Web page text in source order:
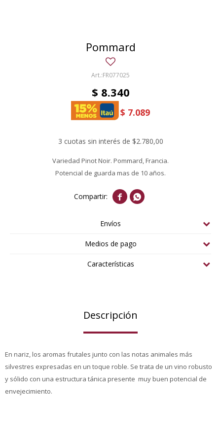
Pommard
FR077025
$ 8.340
$ 7.089
3 cuotas sin interés de $2.780,00
Variedad Pinot Noir. Pommard, Francia.
Potencial de guarda mas de 10 años.
 
Envíos
Medios de pago
Características
Descripción
En nariz, los aromas frutales junto con las notas animales más
silvestres expresadas en un toque roble. Se trata de un vino robusto
y sólido con una estructura tánica presente muy buen potencial de
envejecimiento.